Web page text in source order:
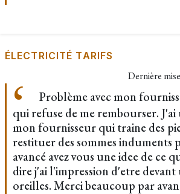
ÉLECTRICITÉ TARIFS
Dernière
Problème avec mon
qui refuse de me rembourser.
mon fournisseur qui traine des
restituer des sommes induments
avancé avez vous une idee de ce
dire j'ai l'impression d'etre devant
oreilles. Merci beaucoup par